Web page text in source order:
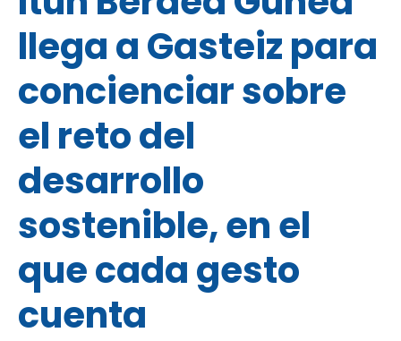
llega a Gasteiz para
concienciar sobre
el reto del
desarrollo
sostenible, en el
que cada gesto
cuenta